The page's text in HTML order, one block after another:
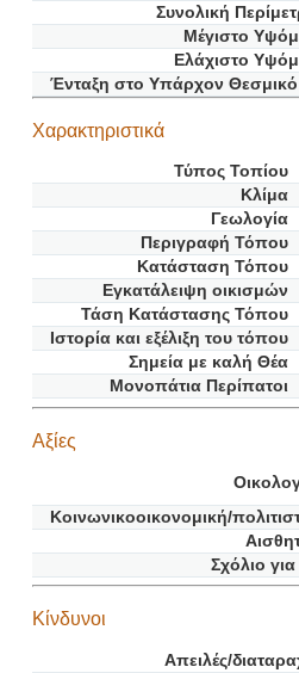
Συνολική
Μέγιστο
Ελάχιστο
Ένταξη στο Υπάρχον Θεσμικό
Χαρακτηριστικά
Τύπος Τοπίου
Κλίμα
Γεωλογία
Περιγραφή Τόπου
Κατάσταση Τόπου
Εγκατάλειψη οικισμών
Τάση Κατάστασης Τόπου
Ιστορία και εξέλιξη του τόπου
Σημεία με καλή Θέα
Μονοπάτια Περίπατοι
Αξίες
Κοινωνικοοικονομική/
Σχόλιο για
Κίνδυνοι
Απειλές/